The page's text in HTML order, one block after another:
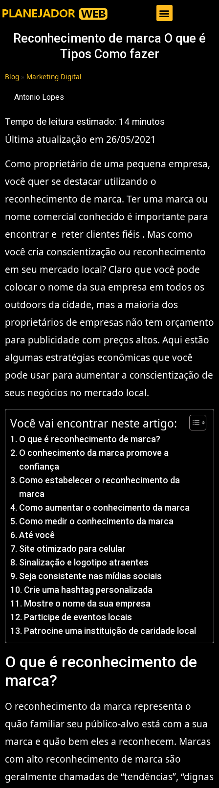
Reconhecimento de marca O que é
Tipos Como fazer
Blog » Marketing Digital
Antonio Lopes
Tempo de leitura estimado: 14 minutos
Última atualização em 26/05/2021
Como proprietário de uma pequena empresa,
você quer se destacar utilizando o
reconhecimento de marca. Ter uma marca ou
nome comercial conhecido é importante para
encontrar e reter clientes fiéis . Mas como
você cria conscientização ou reconhecimento
em seu mercado local? Claro que você pode
colocar o nome da sua empresa em todos os
outdoors da cidade, mas a maioria dos
proprietários de empresas não tem orçamento
para publicidade com preços altos. Aqui estão
algumas estratégias econômicas que você
pode usar para aumentar a conscientização de
seus negócios no mercado local.
Você vai encontrar neste artigo:
O que é reconhecimento de marca?
O conhecimento da marca promove a
confiança
Como estabelecer o reconhecimento da
marca
Como aumentar o conhecimento da marca
Como medir o conhecimento da marca
Até você
Site otimizado para celular
Sinalização e logotipo atraentes
Seja consistente nas mídias sociais
Crie uma hashtag personalizada
Mostre o nome da sua empresa
Participe de eventos locais
Patrocine uma instituição de caridade local
O que é reconhecimento de
marca?
O reconhecimento da marca representa o
quão familiar seu público-alvo está com a sua
marca e quão bem eles a reconhecem. Marcas
com alto reconhecimento de marca são
geralmente chamadas de “tendências”, “dignas